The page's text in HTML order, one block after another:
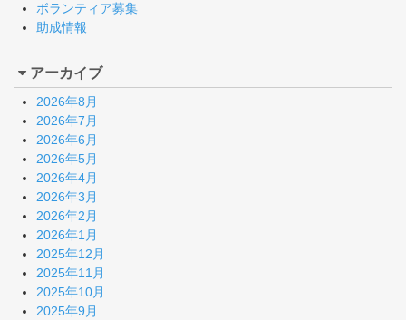
ボランティア募集
助成情報
アーカイブ
2026年8月
2026年7月
2026年6月
2026年5月
2026年4月
2026年3月
2026年2月
2026年1月
2025年12月
2025年11月
2025年10月
2025年9月